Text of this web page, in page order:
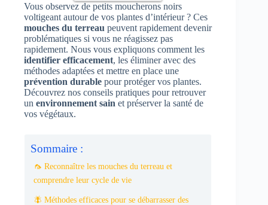
Vous observez de petits moucherons noirs
voltigeant autour de vos plantes d’intérieur ? Ces
mouches du terreau peuvent rapidement devenir
problématiques si vous ne réagissez pas
rapidement. Nous vous expliquons comment les
identifier efficacement, les éliminer avec des
méthodes adaptées et mettre en place une
prévention durable pour protéger vos plantes.
Découvrez nos conseils pratiques pour retrouver
un environnement sain et préserver la santé de
vos végétaux.
Sommaire :
🦟 Reconnaître les mouches du terreau et
comprendre leur cycle de vie
🪰 Méthodes efficaces pour se débarrasser des